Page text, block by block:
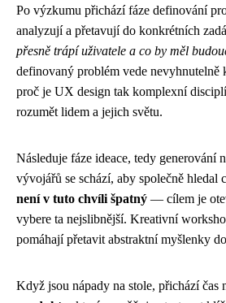
Po výzkumu přichází fáze definování
analyzují a přetavují do konkrétních
přesně trápí uživatele a co by měl
definovaný problém vede nevyhnutelně
proč je UX design tak komplexní
rozumět lidem a jejich světu.
Následuje fáze ideace, tedy generování
vývojářů se schází, aby společně
není v tuto chvíli špatný — cílem je
vybere ta nejslibnější. Kreativní
pomáhají přetavit abstraktní myšlenky
Když jsou nápady na stole, přichází čas